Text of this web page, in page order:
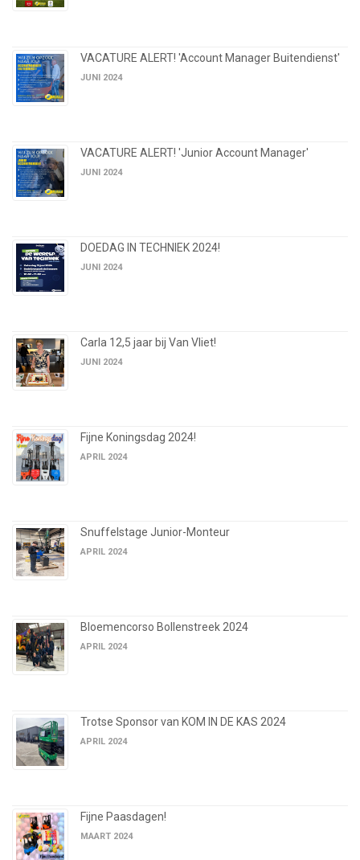
VACATURE ALERT! 'Account Manager Buitendienst'
JUNI 2024
VACATURE ALERT! 'Junior Account Manager'
JUNI 2024
DOEDAG IN TECHNIEK 2024!
JUNI 2024
Carla 12,5 jaar bij Van Vliet!
JUNI 2024
Fijne Koningsdag 2024!
APRIL 2024
Snuffelstage Junior-Monteur
APRIL 2024
Bloemencorso Bollenstreek 2024
APRIL 2024
Trotse Sponsor van KOM IN DE KAS 2024
APRIL 2024
Fijne Paasdagen!
MAART 2024